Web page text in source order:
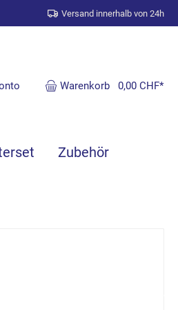
Versand innerhalb von 24h
Warenkorb 0,00 CHF*
Zubehör